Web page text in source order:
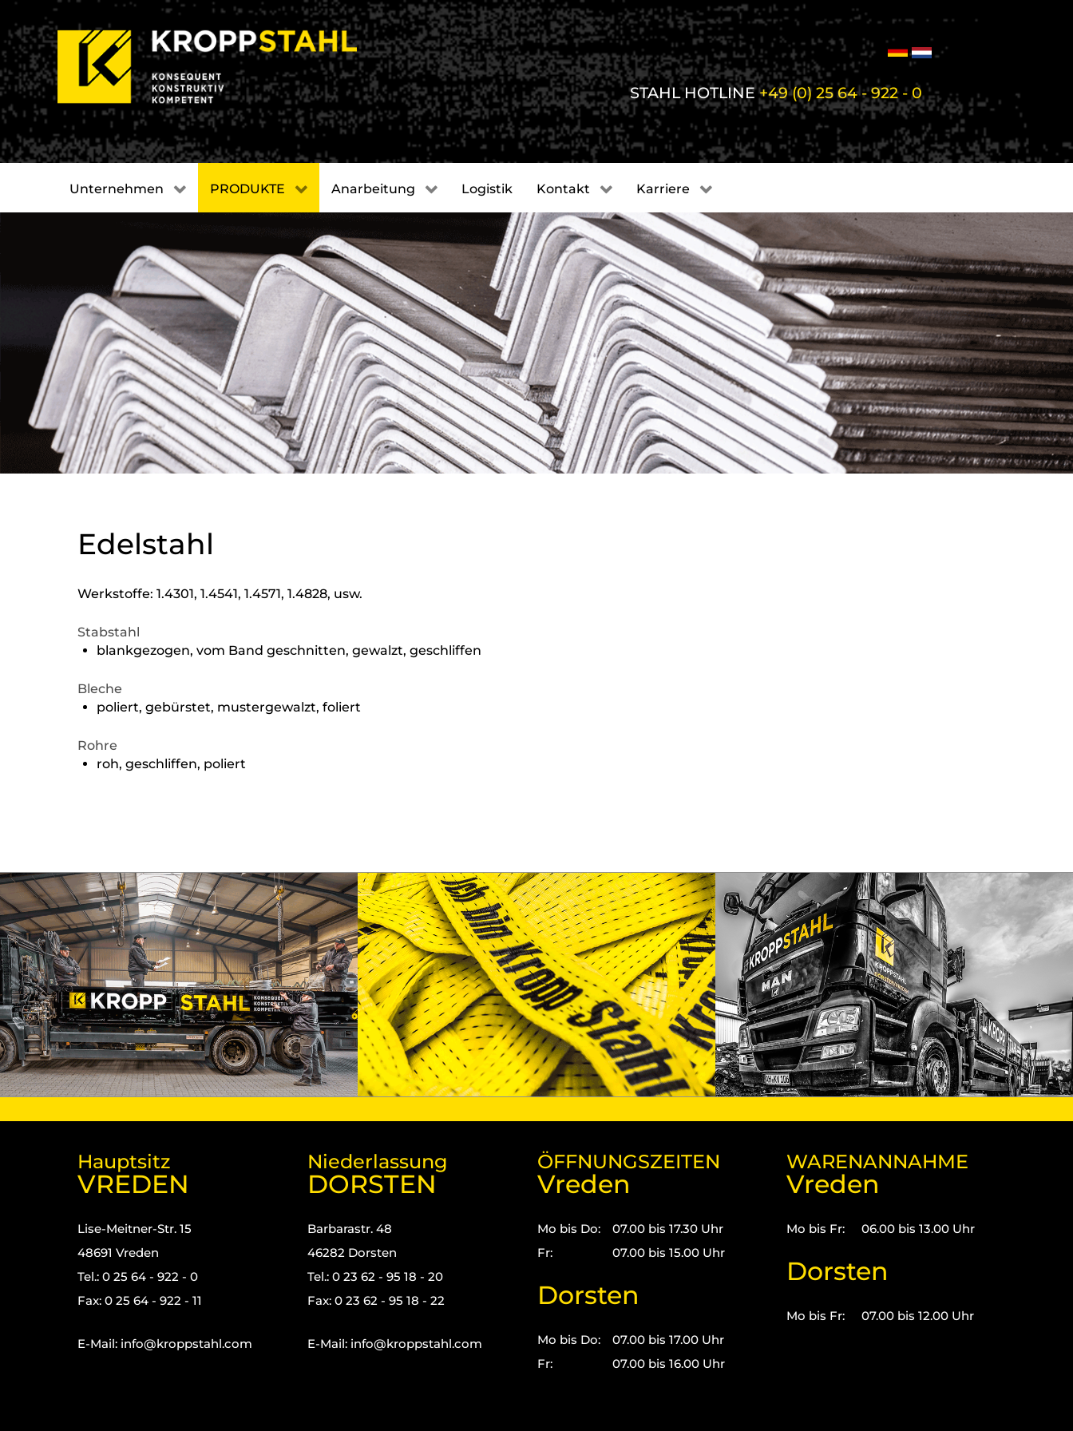
STAHL HOTLINE+49 (0) 25 64 - 922 - 0
Unternehmen PRODUKTE Anarbeitung Logistik Kontakt Karriere
Edelstahl
Werkstoffe: 1.4301, 1.4541, 1.4571, 1.4828, usw.
Stabstahl
blankgezogen, vom Band geschnitten, gewalzt, geschliffen
Bleche
poliert, gebürstet, mustergewalzt, foliert
Rohre
roh, geschliffen, poliert
Hauptsitz
VREDEN
Lise-Meitner-Str. 15
48691 Vreden
Tel.: 0 25 64 - 922 - 0
Fax: 0 25 64 - 922 - 11
E-Mail: info@kroppstahl.com
Niederlassung
DORSTEN
Barbarastr. 48
46282 Dorsten
Tel.: 0 23 62 - 95 18 - 20
Fax: 0 23 62 - 95 18 - 22
E-Mail: info@kroppstahl.com
ÖFFNUNGSZEITEN
Vreden
Mo bis Do:
Fr:
07.00 bis 17.30 Uhr
07.00 bis 15.00 Uhr
Dorsten
Mo bis Do:
Fr:
07.00 bis 17.00 Uhr
07.00 bis 16.00 Uhr
WARENANNAHME
Vreden
Mo bis Fr: 06.00 bis 13.00 Uhr
Dorsten
Mo bis Fr: 07.00 bis 12.00 Uhr